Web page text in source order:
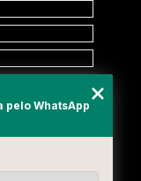
pelo WhatsApp